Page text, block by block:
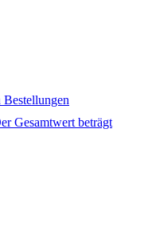
Bestellungen
Gesamtwert beträgt